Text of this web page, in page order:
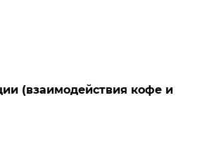
(взаимодействия кофе и